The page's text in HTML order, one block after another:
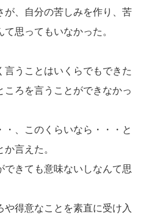
が、自分の苦しみを作り、苦
思ってもいなかった。
言うことはいくらでもできた
ろを言うことができなかっ
、このくらいなら・・・と
言えた。
できても意味ないしなんて思
得意なことを素直に受け入